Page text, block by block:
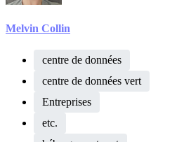
Melvin Collin
centre de données
centre de données vert
Entreprises
etc.